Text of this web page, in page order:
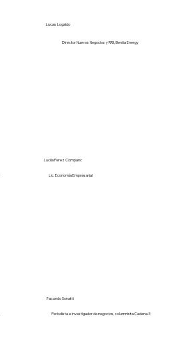
Lucas Logaldo
Director Nuevos Negocios y RRII, Bentia Energy
Lucila Perez Companc
Lic. Economía Empresarial
Facundo Sonatti
Periodista e investigador de negocios, columnista Cadena 3